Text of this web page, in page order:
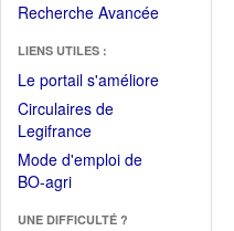
Recherche Avancée
LIENS UTILES :
Le portail s'améliore(Fichier
Circulaires de
Legifrance(Ouvrir
dans
une
fenêtre)
Mode d'emploi de
BO-agri(Ouvrir
une
UNE DIFFICULTÉ ?